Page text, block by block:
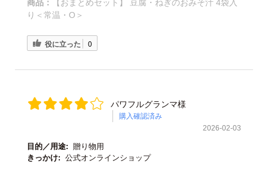
商品：
【おまとめセット】 豆腐・ねぎのおみそ汁 4袋入
り＜常温・O＞
役に立った 0
パワフルグランマ様
購入確認済み
2026-02-03
目的／用途: 贈り物用
きっかけ: 公式オンラインショップ